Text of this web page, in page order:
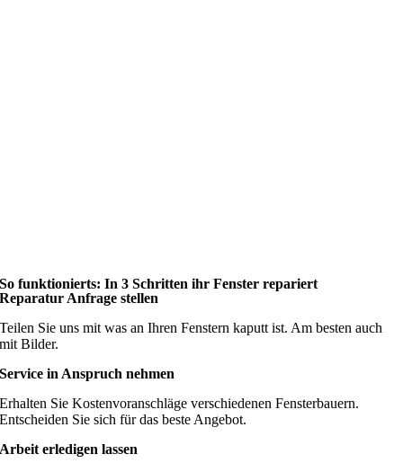
So funktionierts: In 3 Schritten ihr Fenster repariert
Reparatur Anfrage stellen
Teilen Sie uns mit was an Ihren Fenstern kaputt ist. Am besten auch
mit Bilder.
Service in Anspruch nehmen
Erhalten Sie Kostenvoranschläge verschiedenen Fensterbauern.
Entscheiden Sie sich für das beste Angebot.
Arbeit erledigen lassen